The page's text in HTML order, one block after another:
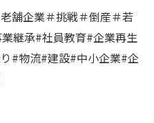
舗企業＃挑戦＃倒産＃若
継承#社員教育#企業再生
#物流#建設#中小企業#企